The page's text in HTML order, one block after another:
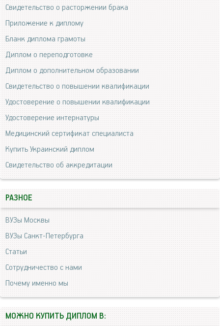
Свидетельство о расторжении брака
Приложение к диплому
Бланк диплома грамоты
Диплом о переподготовке
Диплом о дополнительном образовании
Свидетельство о повышении квалификации
Удостоверение о повышении квалификации
Удостоверение интернатуры
Медицинский сертификат специалиста
Купить Украинский диплом
Свидетельство об аккредитации
РАЗНОЕ
ВУЗы Москвы
ВУЗы Санкт-Петербурга
Статьи
Сотрудничество с нами
Почему именно мы
МОЖНО КУПИТЬ ДИПЛОМ В: